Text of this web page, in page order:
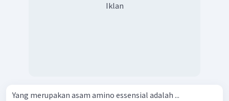
Iklan
Yang merupakan asam amino essensial adalah ...